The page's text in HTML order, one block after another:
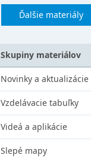
Ďalšie materiály
Skupiny materiálov
Novinky a aktualizácie
Vzdelávacie tabuľky
Videá a aplikácie
Slepé mapy